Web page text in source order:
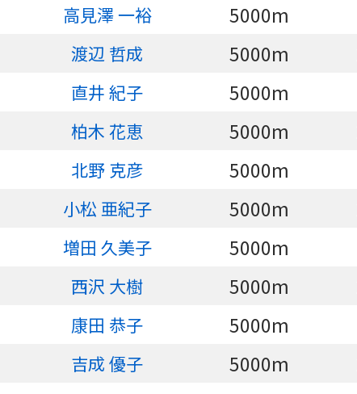
高見澤 一裕 5000m
渡辺 哲成 5000m
直井 紀子 5000m
柏木 花恵 5000m
北野 克彦 5000m
小松 亜紀子 5000m
増田 久美子 5000m
西沢 大樹 5000m
康田 恭子 5000m
吉成 優子 5000m